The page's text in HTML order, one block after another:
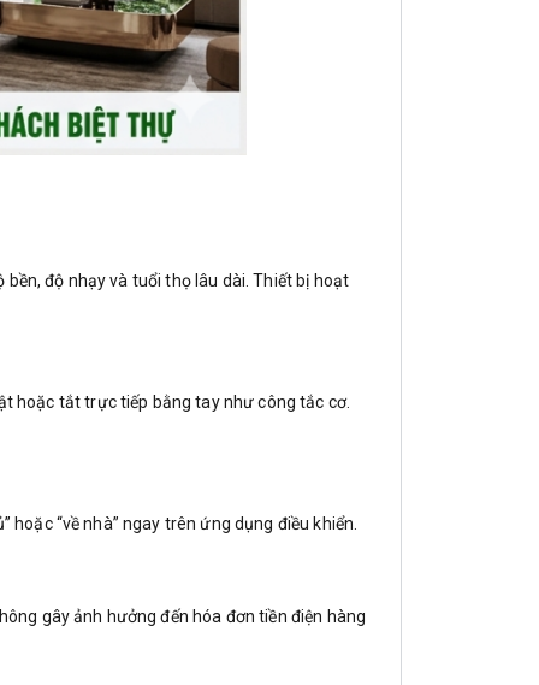
độ nhạy và tuổi thọ lâu dài. Thiết bị hoạt
hoặc tắt trực tiếp bằng tay như công tắc cơ.
“về nhà” ngay trên ứng dụng điều khiển.
gây ảnh hưởng đến hóa đơn tiền điện hàng